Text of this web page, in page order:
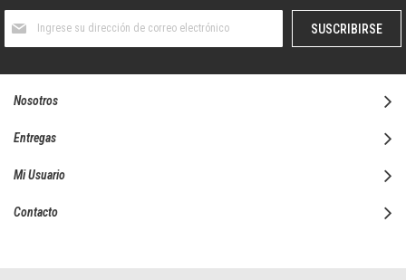
boletín
SUSCRIBIRSE
Nosotros
Entregas
Mi Usuario
Contacto